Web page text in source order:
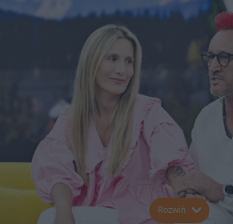
Rozwiń